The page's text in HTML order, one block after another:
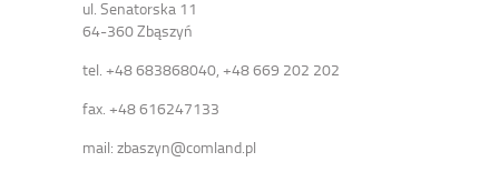
ul. Senatorska 11
64-360 Zbąszyń
tel. +48 683868040, +48 669 202 202
fax. +48 616247133
mail: zbaszyn@comland.pl